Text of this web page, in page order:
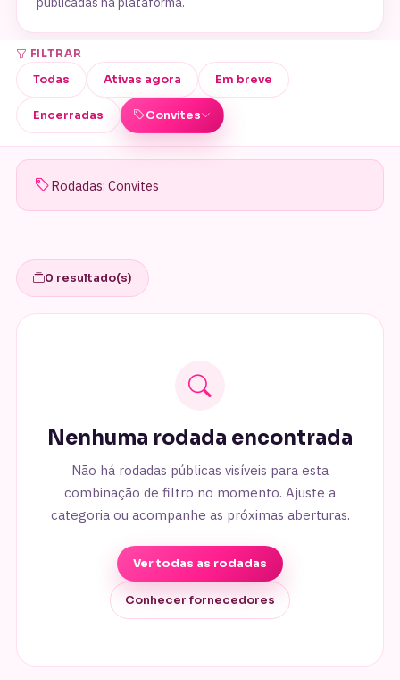
FILTRAR
Todas Ativas agora Em breve
Encerradas Convites
Alianças e jóias
Alianças e presentes
Assessoria
Banda
Bartender
Bebidas
Bem-casados
Bolachas personalizadas
Bolos
Rodadas: Convites
0 resultado(s)
Nenhuma rodada encontrada
Não há rodadas públicas visíveis para esta
combinação de filtro no momento. Ajuste a
categoria ou acompanhe as próximas aberturas.
Ver todas as rodadas
Conhecer fornecedores